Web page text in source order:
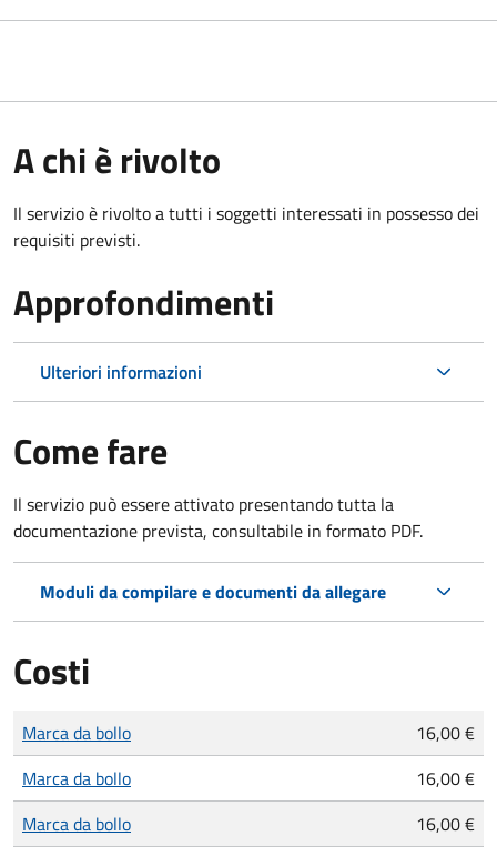
A chi è rivolto
Il servizio è rivolto a tutti i soggetti interessati in possesso dei
requisiti previsti.
Approfondimenti
Ulteriori informazioni
Come fare
Il servizio può essere attivato presentando tutta la
documentazione prevista, consultabile in formato PDF.
Moduli da compilare e documenti da allegare
Costi
Tipo di pagamento
Importo
Marca da bollo
16,00 €
Marca da bollo
16,00 €
Marca da bollo
16,00 €